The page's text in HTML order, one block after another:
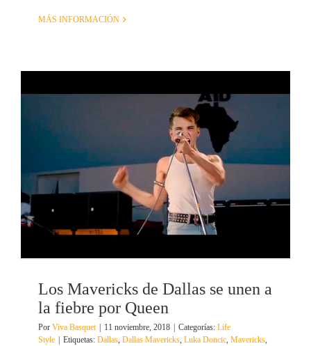
MÁS INFORMACIÓN
Los Mavericks de Dallas se unen a
la fiebre por Queen
Por Viva Basquet 11 noviembre, 2018 Categorías: Life
Style
Etiquetas: Dallas, Dallas Mavericks, Luka Doncic, Mavericks,